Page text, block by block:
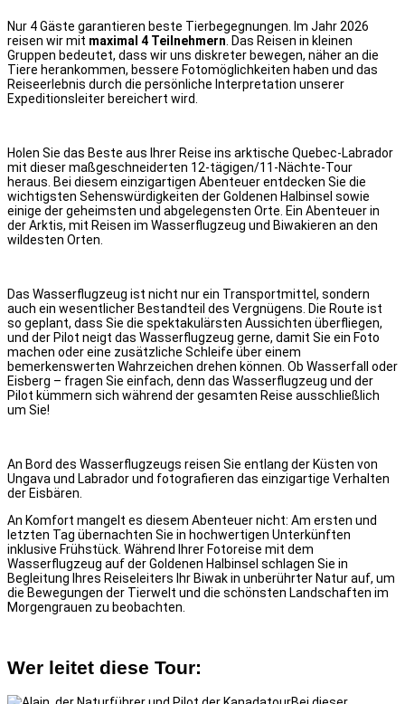
Nur 4 Gäste garantieren beste Tierbegegnungen.
Im Jahr 2026
reisen wir mit maximal 4 Teilnehmern Das Reisen in kleinen
Gruppen bedeutet, dass wir uns diskreter bewegen, näher an die
Tiere herankommen, bessere Fotomöglichkeiten haben und das
Reiseerlebnis durch die persönliche Interpretation unserer
Expeditionsleiter bereichert wird.
Holen Sie das Beste aus Ihrer Reise ins arktische Quebec-Labrador
mit dieser maßgeschneiderten 12-tägigen/11-Nächte-Tour
heraus. Bei diesem einzigartigen Abenteuer entdecken Sie die
wichtigsten Sehenswürdigkeiten der Goldenen Halbinsel sowie
einige der geheimsten und abgelegensten Orte. Ein Abenteuer in
der Arktis, mit Reisen im Wasserflugzeug und Biwakieren an den
wildesten Orten.
Das Wasserflugzeug ist nicht nur ein Transportmittel, sondern
auch ein wesentlicher Bestandteil des Vergnügens. Die Route ist
so geplant, dass Sie die spektakulärsten Aussichten überfliegen,
und der Pilot neigt das Wasserflugzeug gerne, damit Sie ein Foto
machen oder eine zusätzliche Schleife über einem
bemerkenswerten Wahrzeichen drehen können. Ob Wasserfall oder
Eisberg – fragen Sie einfach, denn das Wasserflugzeug und der
Pilot kümmern sich während der gesamten Reise ausschließlich
um Sie!
An Bord des Wasserflugzeugs reisen Sie entlang der Küsten von
Ungava und Labrador und fotografieren das einzigartige Verhalten
der Eisbären.
An Komfort mangelt es diesem Abenteuer nicht: Am ersten und
letzten Tag übernachten Sie in hochwertigen Unterkünften
inklusive Frühstück. Während Ihrer Fotoreise mit dem
Wasserflugzeug auf der Goldenen Halbinsel schlagen Sie in
Begleitung Ihres Reiseleiters Ihr Biwak in unberührter Natur auf, um
die Bewegungen der Tierwelt und die schönsten Landschaften im
Morgengrauen zu beobachten.
Wer leitet diese Tour: